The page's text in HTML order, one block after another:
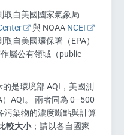
取自美國國家氣象局
與 NOAA NCEI
自美國環保署（EPA）
屬公有領域（public
的是環境部 AQI，美國測
AQI。 兩者同為 0–500
污染物的濃度斷點與計算
較大小；請以各自國家